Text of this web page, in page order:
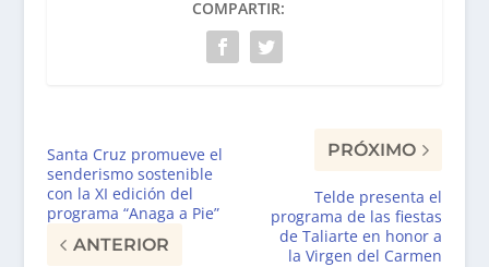
COMPARTIR:
Santa Cruz promueve el
senderismo sostenible
con la XI edición del
programa “Anaga a Pie”
ANTERIOR
PRÓXIMO
Telde presenta el
programa de las fiestas
de Taliarte en honor a
la Virgen del Carmen